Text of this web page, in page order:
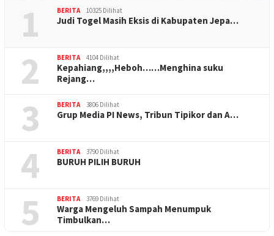
1 BERITA 10325 Dilihat
Judi Togel Masih Eksis di Kabupaten Jepa…
2 BERITA 4104 Dilihat
Kepahiang,,,,Heboh……Menghina suku
Rejang…
3 BERITA 3806 Dilihat
Grup Media PI News, Tribun Tipikor dan A…
4 BERITA 3790 Dilihat
BURUH PILIH BURUH
5 BERITA 3769 Dilihat
Warga Mengeluh Sampah Menumpuk
Timbulkan…